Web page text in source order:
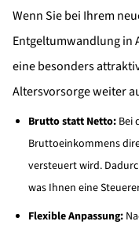
Wenn Sie bei Ihrem
Entgeltumwandlung in
eine besonders
Altersvorsorge weiter
Brutto statt Netto: Bei
Bruttoeinkommens
versteuert wird.
was Ihnen eine
Flexible Anpassung: